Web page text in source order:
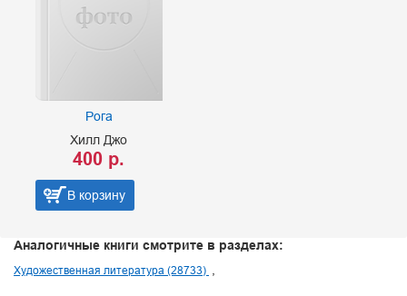
Рога
Хилл Джо
400 р.
В корзину
Аналогичные книги смотрите в разделах:
Художественная литература (28733)